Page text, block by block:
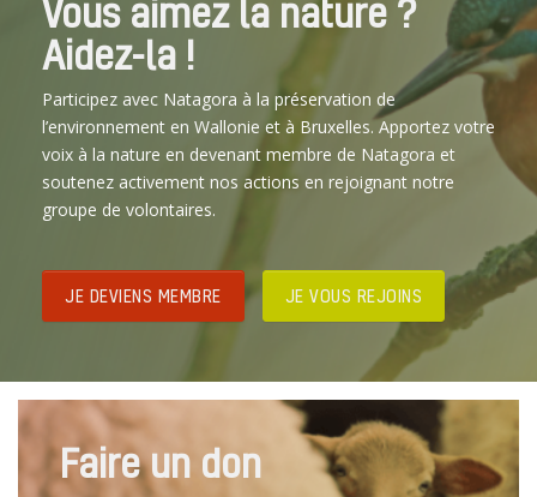
Vous aimez la nature ?
Aidez-la !
Participez avec Natagora à la préservation de
l’environnement en Wallonie et à Bruxelles. Apportez votre
voix à la nature en devenant membre de Natagora et
soutenez activement nos actions en rejoignant notre
groupe de volontaires.
JE DEVIENS MEMBRE JE VOUS REJOINS
Faire un don